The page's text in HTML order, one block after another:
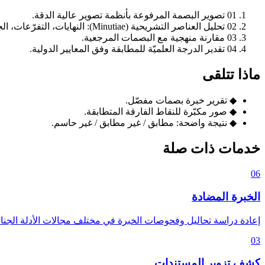
01 تصوير البصمة المرفوعة بأنظمة تصوير عالية الدقة.
02 تحليل العناصر التشريحية (Minutiae): النهايات، التفرّعات، الجزر.
03 مقارنة منهجية مع البصمات المرجعية.
04 تقدير الدرجة العلميّة للمطابقة وفق المعايير الدولية.
ماذا تتلقى
◆ تقرير خبرة بصمات مفصّل.
◆ صور مكبّرة للنقاط الفارقة المتطابقة.
◆ نتيجة واضحة: مطابق / غير مطابق / غير حاسم.
خدمات ذات صلة
06
الخبرة المضادة
إعادة دراسة تحاليل وفحوصات الخبرة في مختلف مجالات الأدلة
03